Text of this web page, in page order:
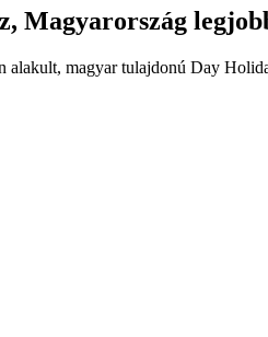
Magyarország
alakult, magyar tulajdonú Day